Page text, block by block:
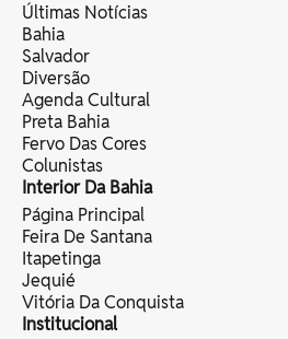
Últimas Notícias
Bahia
Salvador
Diversão
Agenda Cultural
Preta Bahia
Fervo Das Cores
Colunistas
Interior Da Bahia
Página Principal
Feira De Santana
Itapetinga
Jequié
Vitória Da Conquista
Institucional